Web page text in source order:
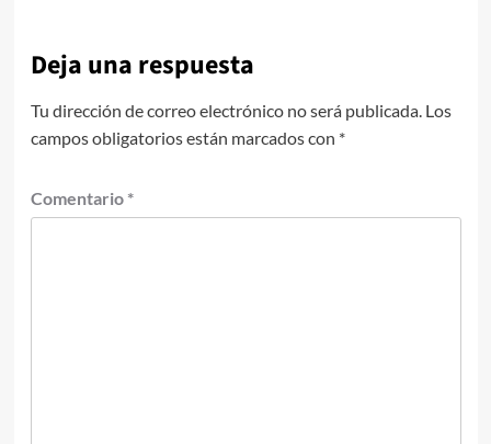
Deja una respuesta
Tu dirección de correo electrónico no será publicada. Los
campos obligatorios están marcados con *
Comentario *